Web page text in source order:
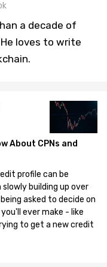
a decade of
He loves to write
About CPNs and
profile can be
building up over
asked to decide on
ever make - like
to get a new credit